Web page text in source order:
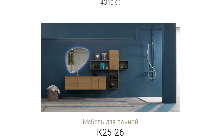
4310
Мебель для ванной
К25 26